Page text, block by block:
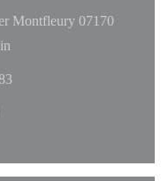
Montfleury 07170
((abre numa nova janela))
((abre numa nova